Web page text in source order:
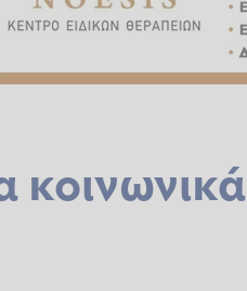
κοινωνικά